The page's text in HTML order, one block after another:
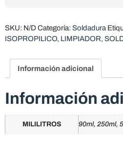
SKU: N/DCategoría: Soldadura
ISOPROPILICO, LIMPIADOR,
Información adicional
Información
MILILITROS 90ml, 250ml,